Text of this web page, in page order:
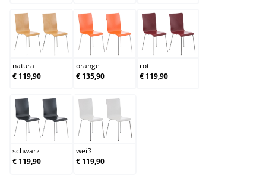
natura
natura
€ 119,90
orange
orange
€ 135,90
rot
rot
€ 119,90
schwarz
schwarz
€ 119,90
weiß
weiß
€ 119,90